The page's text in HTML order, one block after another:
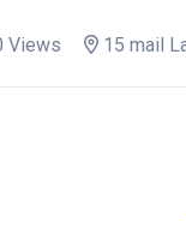
Views 15 mail